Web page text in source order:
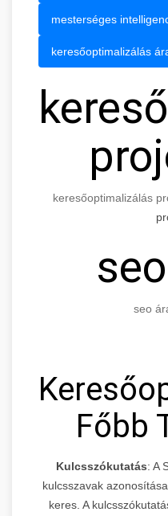
mesterséges
keresőoptimalizálás
keresőoptimalizálás
seo
Főbb
Kulcsszókutatás: A
kulcsszavak
keres. A